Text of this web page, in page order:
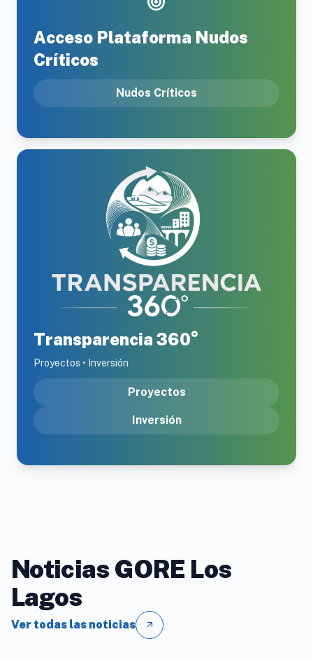
Acceso Plataforma Nudos
Críticos
Nudos Críticos
Transparencia 360°
Proyectos • Inversión
Proyectos
Inversión
Noticias GORE Los
Lagos
Ver todas las noticias arrow_outward